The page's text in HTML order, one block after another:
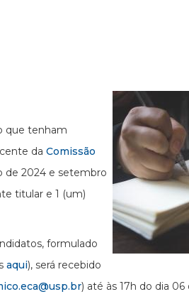
que tenham
da Comissão
de 2024 e setembro
titular e 1 (um)
formulado
aqui), será recebido
) até às 17h do dia